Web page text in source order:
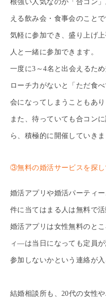
根強い人気なのが「合コン
える飲み会・食事会のことで
気軽に参加でき、盛り上げ
人と一緒に参加できます。
一度に3～4名と出会えるた
ローチ力がないと「ただ食
会になってしまうこともあり
また、待っていても合コン
ら、積極的に開催していきま
③無料の婚活サービスを探し
婚活アプリや婚活パーティ
件に当てはまる人は無料で
婚活アプリは女性無料のと
ィ―は当日になっても定員
参加しないかという連絡が入
結婚相談所も、20代の女性